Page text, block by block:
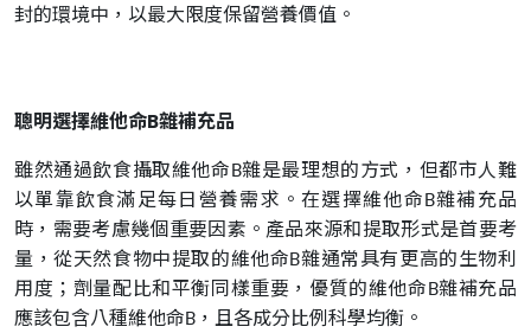
封的環境中，以最大限度保留營養價值。
聰明選擇維他命B雜補充品
雖然通過飲食攝取維他命B雜是最理想的方式，但都市人難
以單靠飲食滿足每日營養需求。在選擇維他命B雜補充品
時，需要考慮幾個重要因素。產品來源和提取形式是首要考
量，從天然食物中提取的維他命B雜通常具有更高的生物利
用度；劑量配比和平衡同樣重要，優質的維他命B雜補充品
應該包含八種維他命B，且各成分比例科學均衡。